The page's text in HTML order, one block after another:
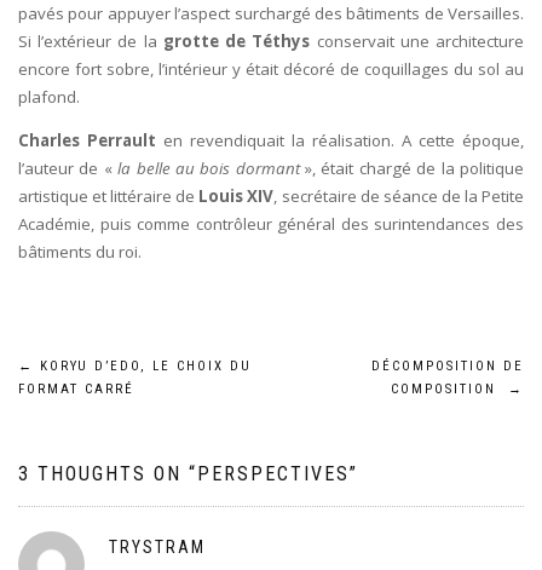
pavés pour appuyer l’aspect surchargé des bâtiments de Versailles.
Si l’extérieur de la grotte de Téthys conservait une architecture
encore fort sobre, l’intérieur y était décoré de coquillages du sol au
plafond.
Charles Perrault en revendiquait la réalisation. A cette époque,
l’auteur de «la belle au bois dormant», était chargé de la politique
artistique et littéraire de Louis XIV, secrétaire de séance de la Petite
Académie, puis comme contrôleur général des surintendances des
bâtiments du roi.
Navigation
l’article
←
KORYU D’EDO, LE CHOIX DU
FORMAT CARRÉ
DÉCOMPOSITION DE
COMPOSITION
→
3 THOUGHTS ON “ PERSPECTIVES”
TRYSTRAM